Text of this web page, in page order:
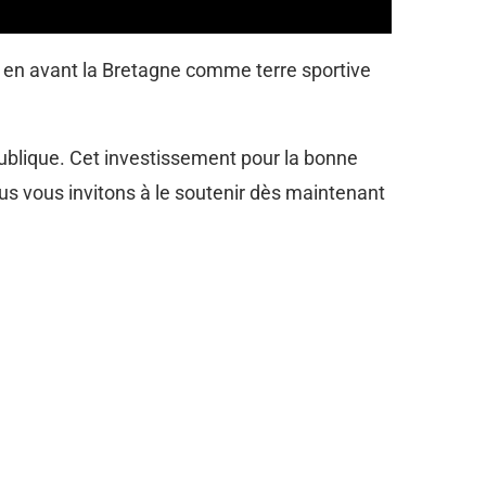
avant la Bretagne comme terre sportive
Cet investissement pour la bonne
vous invitons à le soutenir dès maintenant